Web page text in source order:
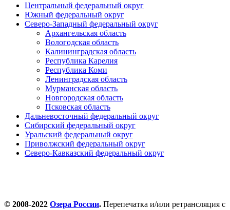
Центральный федеральный округ
Южный федеральный округ
Северо-Западный федеральный округ
Архангельская область
Вологодская область
Калининградская область
Республика Карелия
Республика Коми
Ленинградская область
Мурманская область
Новгородская область
Псковская область
Дальневосточный федеральный округ
Сибирский федеральный округ
Уральский федеральный округ
Приволжский федеральный округ
Северо-Кавказский федеральный округ
© 2008-2022 Озера России. Перепечатка и/или ретрансляция с